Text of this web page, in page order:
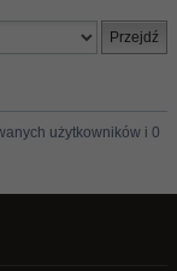
użytkowników i 0